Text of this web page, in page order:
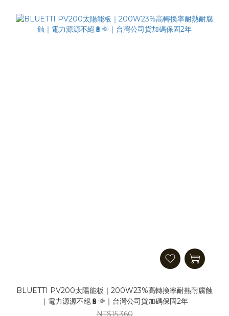
BLUETTI PV200太陽能板｜200W23%高轉換率耐熱耐腐蝕
｜電力源源不絕🔋🌞｜台灣公司貨加碼保固2年
NT$15,360